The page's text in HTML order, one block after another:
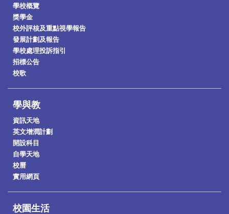
學校概覽
獎學金
校外評核及重點視學報告
發展計劃及報告
學校處理投訴指引
招標公告
校歌
學與教
資訊天地
英文增潤計劃
開設科目
自學天地
校曆
實用網頁
校園生活